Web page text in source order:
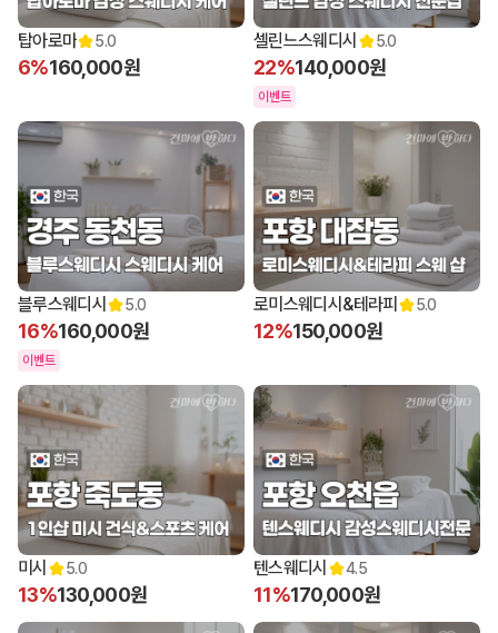
탑아로마 5.0
6%160,000원
셀린느스웨디시 5.0
22%140,000원
이벤트
12:00 오픈
블루스웨디시 5.0
16%160,000원
이벤트
12:00 오픈
로미스웨디시&테라피 5.0
12%150,000원
12:00 오픈
미시 5.0
13%130,000원
12:00 오픈
텐스웨디시 4.5
11%170,000원